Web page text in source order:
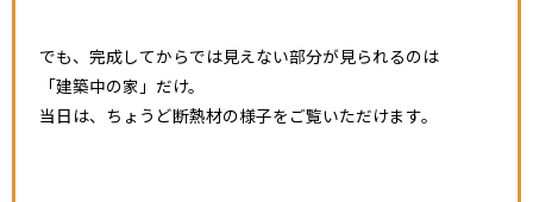
でも、完成してからでは見えない部分が見られるのは
「建築中の家」だけ。
当日は、ちょうど断熱材の様子をご覧いただけます。